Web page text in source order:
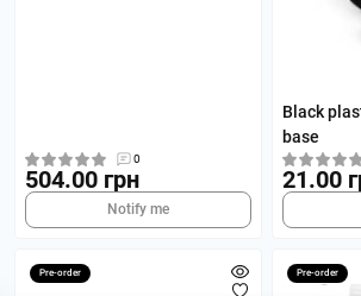
0
504.00 грн
Notify me
Black
base
21.00
Pre-order Pre-order